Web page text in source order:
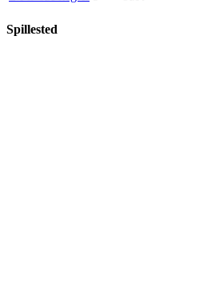
Spillested